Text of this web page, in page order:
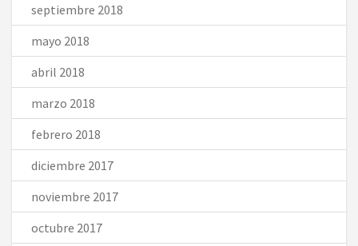
septiembre 2018
mayo 2018
abril 2018
marzo 2018
febrero 2018
diciembre 2017
noviembre 2017
octubre 2017